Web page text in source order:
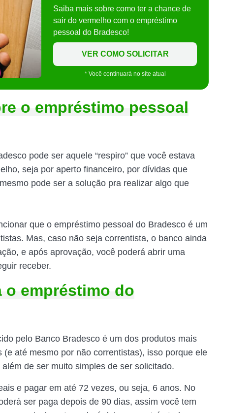
Saiba mais sobre como ter a chance de
sair do vermelho com o empréstimo
pessoal do Bradesco!
VER COMO SOLICITAR
* Você continuará no site atual
o empréstimo pessoal
pode ser aquele “respiro” que você estava
seja por aperto financeiro, por dívidas que
pode ser a solução pra realizar algo que
que o empréstimo pessoal do Bradesco é um
Mas, caso não seja correntista, o banco ainda
e após aprovação, você poderá abrir uma
receber.
o empréstimo do
pelo Banco Bradesco é um dos produtos mais
(e até mesmo por não correntistas), isso porque ele
de ser muito simples de ser solicitado.
e pagar em até 72 vezes, ou seja, 6 anos. No
ser paga depois de 90 dias, assim você tem